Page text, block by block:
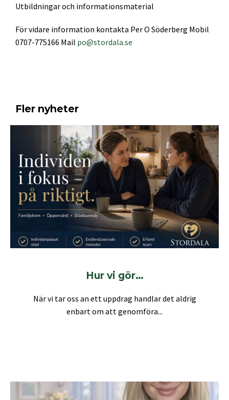
Utbildningar och informationsmaterial
För vidare information kontakta Per O Söderberg Mobil
0707-775166 Mail po@stordala.se
Fler nyheter
Hur vi gör…
När vi tar oss an ett uppdrag handlar det aldrig
enbart om att genomföra...